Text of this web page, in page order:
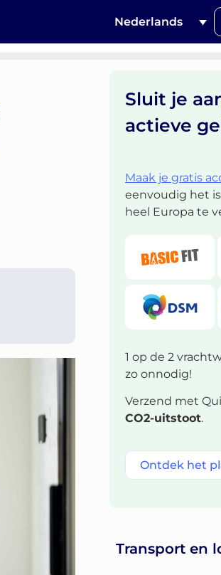
Nederlands
Sluit je
actieve
Maak je gratis
eenvoudig het
heel Europa te
1 op de 2
zo onnodig!
Verzend met
CO2-uitstoot.
Ontdek het
Transport en